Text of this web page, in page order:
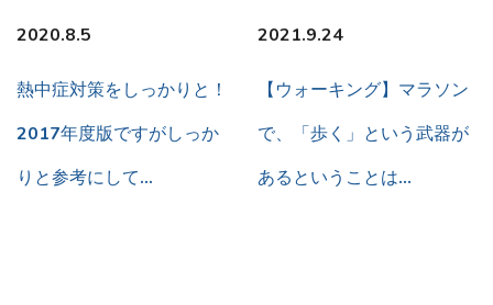
2020.8.5
熱中症対策をしっかりと！
2017年度版ですがしっか
りと参考にして…
2021.9.24
【ウォーキング】マラソン
で、「歩く」という武器が
あるということは…